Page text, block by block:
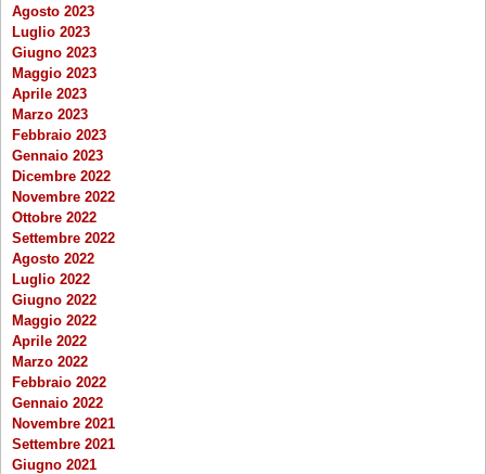
Agosto 2023
Luglio 2023
Giugno 2023
Maggio 2023
Aprile 2023
Marzo 2023
Febbraio 2023
Gennaio 2023
Dicembre 2022
Novembre 2022
Ottobre 2022
Settembre 2022
Agosto 2022
Luglio 2022
Giugno 2022
Maggio 2022
Aprile 2022
Marzo 2022
Febbraio 2022
Gennaio 2022
Novembre 2021
Settembre 2021
Giugno 2021